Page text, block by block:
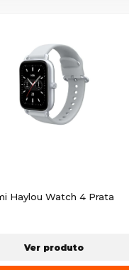
Haylou Watch 4 Prata
Ver produto